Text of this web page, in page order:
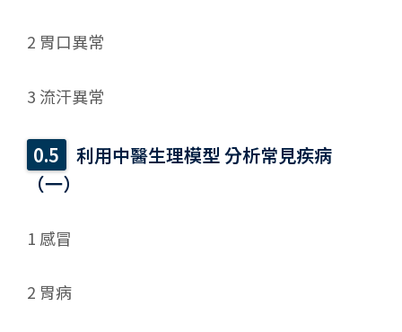
2 胃口異常
3 流汗異常
利用中醫生理模型 分析常見疾病
（一）
1 感冒
2 胃病